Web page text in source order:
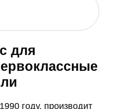
для
году, производит